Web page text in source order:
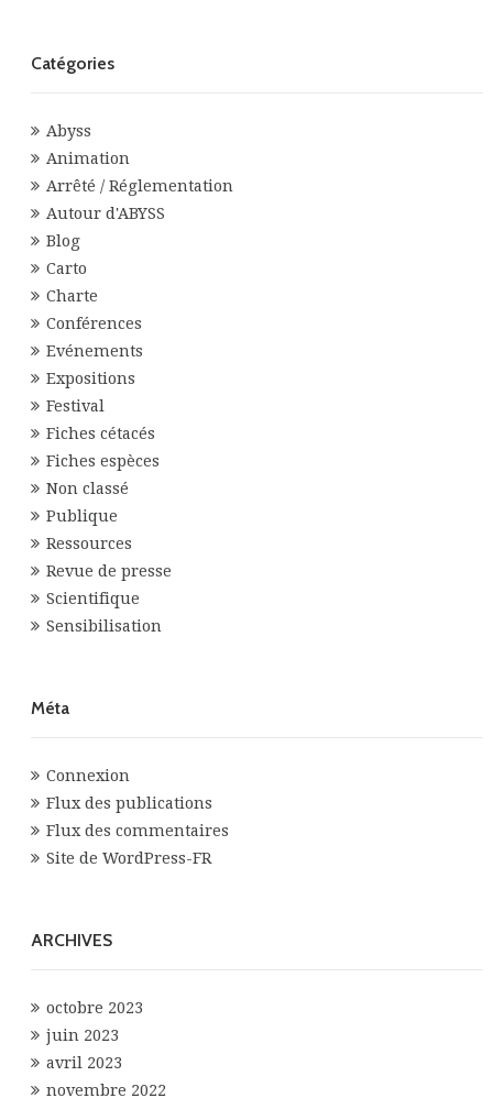
Catégories
Abyss
Animation
Arrêté / Réglementation
Autour d'ABYSS
Blog
Carto
Charte
Conférences
Evénements
Expositions
Festival
Fiches cétacés
Fiches espèces
Non classé
Publique
Ressources
Revue de presse
Scientifique
Sensibilisation
Méta
Connexion
Flux des publications
Flux des commentaires
Site de WordPress-FR
ARCHIVES
octobre 2023
juin 2023
avril 2023
novembre 2022